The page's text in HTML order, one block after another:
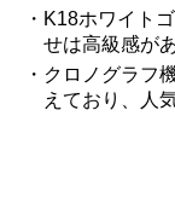
K18ホワイト
せは高級感が
クロノグラフ
えており、人